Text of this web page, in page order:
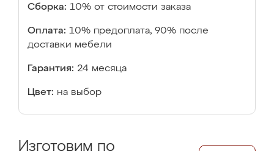
Сборка: 10% от стоимости заказа
Оплата: 10% предоплата, 90% после
доставки мебели
Гарантия: 24 месяца
Цвет: на выбор
Изготовим по